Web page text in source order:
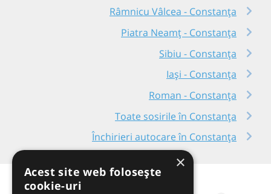
Râmnicu Vâlcea - Constanța
Piatra Neamț - Constanța
Sibiu - Constanța
Iași - Constanța
Roman - Constanța
Toate sosirile în Constanța
Închirieri autocare în Constanța
×
Acest site web folosește
cookie-uri